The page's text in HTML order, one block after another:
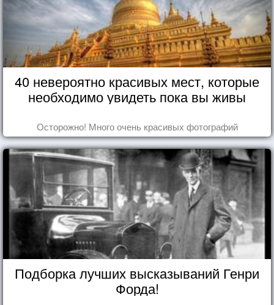
40 невероятно красивых мест, которые
необходимо увидеть пока вы живы
Осторожно! Много очень красивых фотографий
Подборка лучших высказываний Генри
Форда!